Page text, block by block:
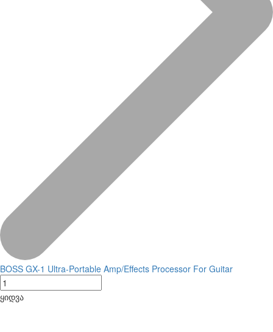
BOSS GX-1 Ultra-Portable Amp/Effects Processor For Guitar
ყიდვა